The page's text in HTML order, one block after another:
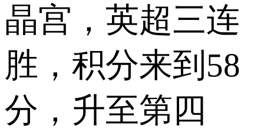
晶宫，英超三连
胜，积分来到58
分，升至第四